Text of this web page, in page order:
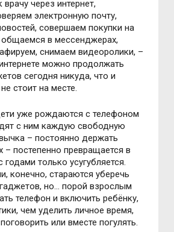
через интернет,
электронную почту,
совершаем покупки на
общаемся в мессенджерах,
снимаем видеоролики, –
можно продолжать
сегодня никуда, что и
стоит на месте.
уже рождаются с телефоном
с ним каждую свободную
– постоянно держать
– постепенно превращается в
годами только усугубляется.
конечно, стараются уберечь
но… порой взрослым
телефон и включить ребёнку,
чем уделить личное время,
или вместе погулять.